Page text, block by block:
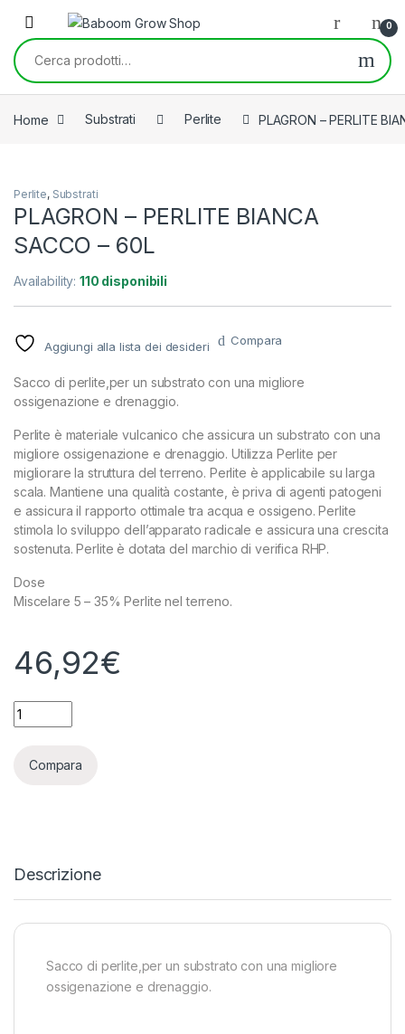
Skip to navigation
Skip to content
0
Cerca:
Home Substrati Perlite PLAGRON – PERLITE
Perlite, Substrati
PLAGRON – PERLITE BIANCA
SACCO – 60L
Availability:110 disponibili
Aggiungi alla lista dei desideri Compara
Sacco di perlite,per un substrato con una migliore
ossigenazione e drenaggio.
Perlite è materiale vulcanico che assicura un substrato con una
migliore ossigenazione e drenaggio. Utilizza Perlite per
migliorare la struttura del terreno. Perlite è applicabile su larga
scala. Mantiene una qualità costante, è priva di agenti patogeni
e assicura il rapporto ottimale tra acqua e ossigeno. Perlite
stimola lo sviluppo dell’apparato radicale e assicura una crescita
sostenuta. Perlite è dotata del marchio di verifica RHP.
Dose
Miscelare 5 – 35% Perlite nel terreno.
46,92€
PLAGRON - PERLITE BIANCA SACCO - 60L quantity
Compara
Descrizione
Sacco di perlite,per un substrato con una migliore
ossigenazione e drenaggio.